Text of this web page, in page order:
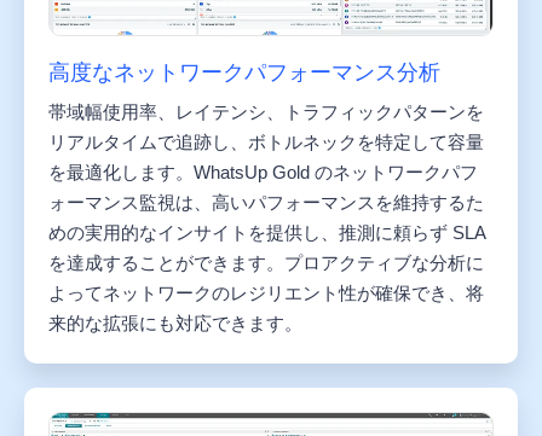
高度なネットワークパフォーマンス分析
帯域幅使用率、レイテンシ、トラフィックパターンを
リアルタイムで追跡し、ボトルネックを特定して容量
を最適化します。WhatsUp Gold のネットワークパフ
ォーマンス監視は、高いパフォーマンスを維持するた
めの実用的なインサイトを提供し、推測に頼らず SLA
を達成することができます。プロアクティブな分析に
よってネットワークのレジリエント性が確保でき、将
来的な拡張にも対応できます。